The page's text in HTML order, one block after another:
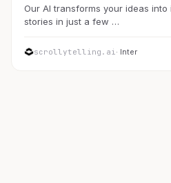
Our AI transforms your ideas
stories in just a few …
scrollytelling.ai· Inter